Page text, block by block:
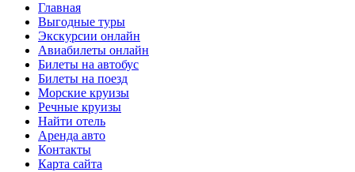
Главная
Выгодные туры
Экскурсии онлайн
Авиабилеты онлайн
Билеты на автобус
Билеты на поезд
Морские круизы
Речные круизы
Найти отель
Аренда авто
Контакты
Карта сайта